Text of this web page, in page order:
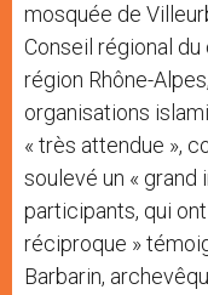
mosquée de
Conseil régional du
région Rhône-
organisations
« très attendue »,
soulevé un « grand
participants, qui
réciproque »
Barbarin,